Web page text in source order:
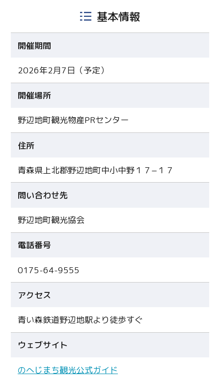
基本情報
開催期間
2026年2月7日（予定）
開催場所
野辺地町観光物産PRセンター
住所
青森県上北郡野辺地町中小中野１７−１７
問い合わせ先
野辺地町観光協会
電話番号
0175-64-9555
アクセス
青い森鉄道野辺地駅より徒歩すぐ
ウェブサイト
のへじまち観光公式ガイド